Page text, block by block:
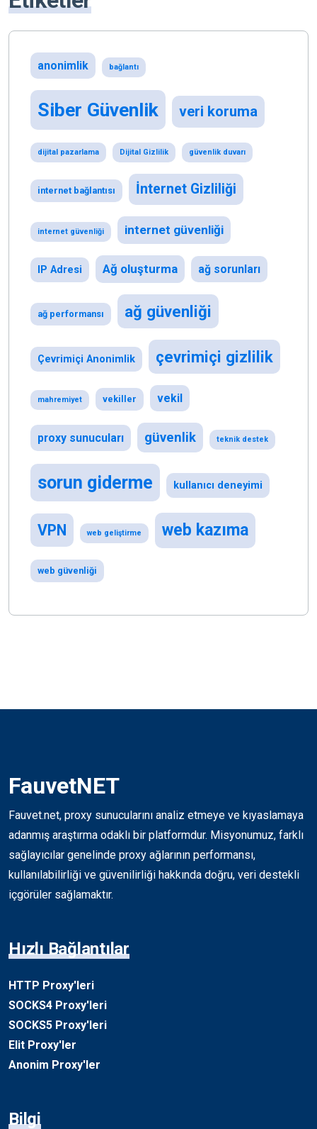
anonimlik bağlantı
Siber Güvenlik veri koruma
dijital pazarlama Dijital Gizlilik güvenlik duvarı
internet bağlantısı İnternet Gizliliği
internet güvenliği internet güvenliği
IP Adresi Ağ oluşturma ağ sorunları
ağ performansı ağ güvenliği
Çevrimiçi Anonimlik çevrimiçi gizlilik
mahremiyet vekiller vekil
proxy sunucuları güvenlik teknik destek
sorun giderme kullanıcı deneyimi
VPN web geliştirme web kazıma
web güvenliği
FauvetNET
Fauvet.net, proxy sunucularını analiz etmeye ve kıyaslamaya
adanmış araştırma odaklı bir platformdur. Misyonumuz, farklı
sağlayıcılar genelinde proxy ağlarının performansı,
kullanılabilirliği ve güvenilirliği hakkında doğru, veri destekli
içgörüler sağlamaktır.
Hızlı Bağlantılar
HTTP Proxy'leri
SOCKS4 Proxy'leri
SOCKS5 Proxy'leri
Elit Proxy'ler
Anonim Proxy'ler
Bilgi